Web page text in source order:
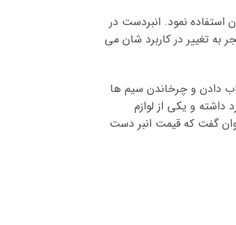
استفاده نمود. انبردست در
به تغییر در کاربرد شان می
دادن و چرخاندن سیم ها
و یکی از لوازم
گفت که قیمت انبر دست